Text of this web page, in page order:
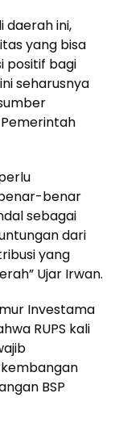
daerah ini,
yang bisa
positif bagi
seharusnya
benar
sebagai
dari
yang
Ujar Irwan.
Investama
RUPS kali
BSP